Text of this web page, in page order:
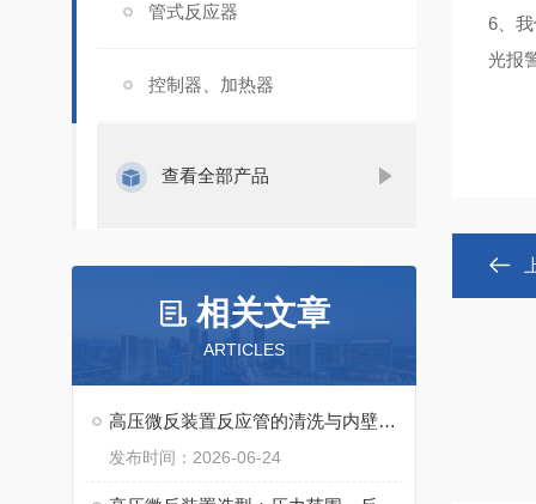
管式反应器
控制器、加热器
查看全部产品
相关文章
ARTICLES
高压微反装置反应管的清洗与内壁钝化处理
发布时间：2026-06-24
6、
光报